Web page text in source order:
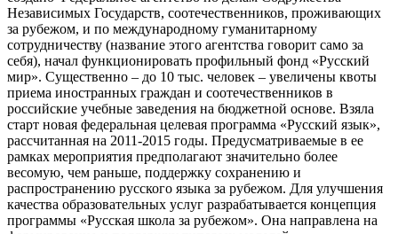
Независимых Государств, соотечественников, проживающих
за рубежом, и по международному гуманитарному
сотрудничеству (название этого агентства говорит само за
себя), начал функционировать профильный фонд «Русский
мир». Существенно – до 10 тыс. человек – увеличены квоты
приема иностранных граждан и соотечественников в
российские учебные заведения на бюджетной основе. Взяла
старт новая федеральная целевая программа «Русский язык»,
рассчитанная на 2011-2015 годы. Предусматриваемые в ее
рамках мероприятия предполагают значительно более
весомую, чем раньше, поддержку сохранению и
распространению русского языка за рубежом. Для улучшения
качества образовательных услуг разрабатывается концепция
программы «Русская школа за рубежом». Она направлена на